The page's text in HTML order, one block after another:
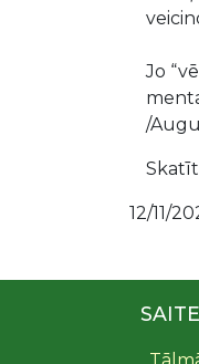
Jo
/
Skatīt
12/11/